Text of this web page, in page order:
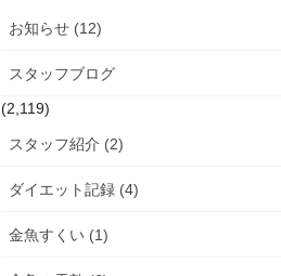
お知らせ (12)
スタッフブログ
(2,119)
スタッフ紹介 (2)
ダイエット記録 (4)
金魚すくい (1)